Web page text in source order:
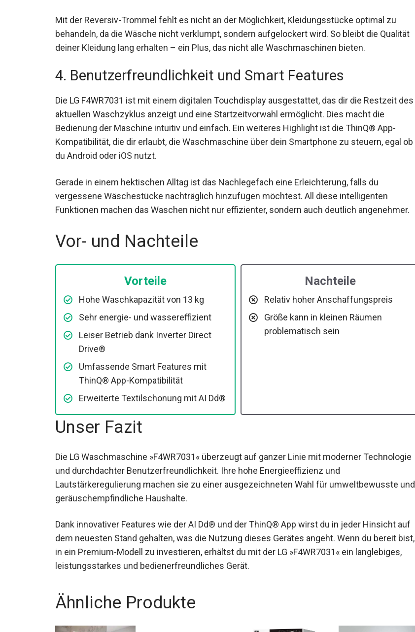
Mit der Reversiv-Trommel fehlt es nicht an der Möglichkeit, Kleidungsstücke optimal zu
behandeln, da die Wäsche nicht verklumpt, sondern aufgelockert wird. So bleibt die Qualität
deiner Kleidung lang erhalten – ein Plus, das nicht alle Waschmaschinen bieten.
4. Benutzerfreundlichkeit und Smart Features
Die LG F4WR7031 ist mit einem digitalen Touchdisplay ausgestattet, das dir die Restzeit des
aktuellen Waschzyklus anzeigt und eine Startzeitvorwahl ermöglicht. Dies macht die
Bedienung der Maschine intuitiv und einfach. Ein weiteres Highlight ist die ThinQ® App-
Kompatibilität, die dir erlaubt, die Waschmaschine über dein Smartphone zu steuern, egal ob
du Android oder iOS nutzt.
Gerade in einem hektischen Alltag ist das Nachlegefach eine Erleichterung, falls du
vergessene Wäschestücke nachträglich hinzufügen möchtest. All diese intelligenten
Funktionen machen das Waschen nicht nur effizienter, sondern auch deutlich angenehmer.
Vor- und Nachteile
Vorteile
Hohe Waschkapazität von 13 kg
Sehr energie- und wassereffizient
Leiser Betrieb dank Inverter Direct
Drive®
Umfassende Smart Features mit
ThinQ® App-Kompatibilität
Erweiterte Textilschonung mit AI Dd®
Nachteile
Relativ hoher Anschaffungspreis
Größe kann in kleinen Räumen
problematisch sein
Unser Fazit
Die LG Waschmaschine »F4WR7031« überzeugt auf ganzer Linie mit moderner Technologie
und durchdachter Benutzerfreundlichkeit. Ihre hohe Energieeffizienz und
Lautstärkeregulierung machen sie zu einer ausgezeichneten Wahl für umweltbewusste und
geräuschempfindliche Haushalte.
Dank innovativer Features wie der AI Dd® und der ThinQ® App wirst du in jeder Hinsicht auf
dem neuesten Stand gehalten, was die Nutzung dieses Gerätes angeht. Wenn du bereit bist,
in ein Premium-Modell zu investieren, erhältst du mit der LG »F4WR7031« ein langlebiges,
leistungsstarkes und bedienerfreundliches Gerät.
Ähnliche Produkte